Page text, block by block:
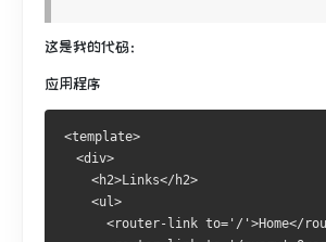
这是我的代码：
应用程序
<template>
  <div>
    <h2>Links</h2>
    <ul>
<router-link to='/'>Home</